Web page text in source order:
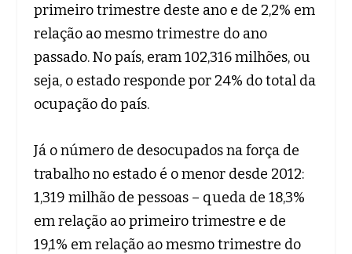
primeiro trimestre deste ano e de 2,2% em
relação ao mesmo trimestre do ano
passado. No país, eram 102,316 milhões, ou
seja, o estado responde por 24% do total da
ocupação do país.
Já o número de desocupados na força de
trabalho no estado é o menor desde 2012:
1,319 milhão de pessoas – queda de 18,3%
em relação ao primeiro trimestre e de
19,1% em relação ao mesmo trimestre do